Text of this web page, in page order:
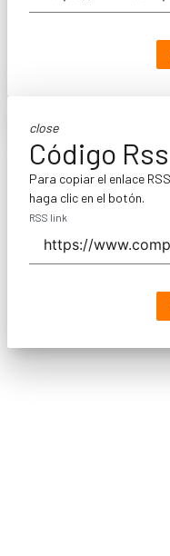
close
Código Rss
Para copiar el enlace
haga clic en el botón.
RSS link